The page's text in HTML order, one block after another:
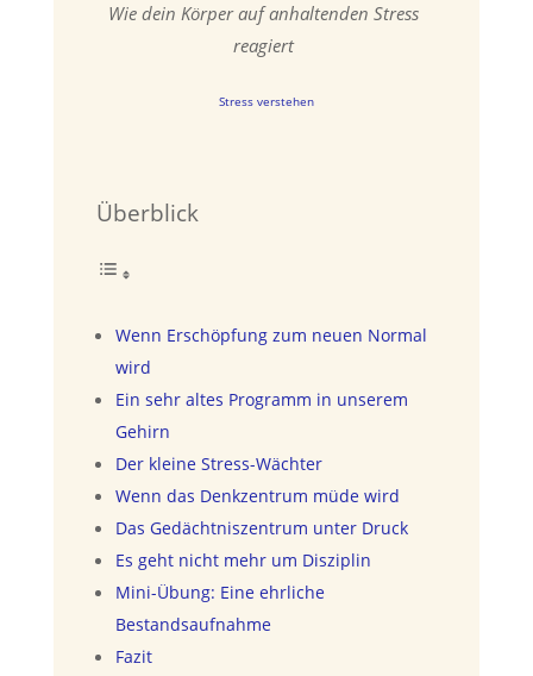
Wie dein Körper auf anhaltenden Stress
reagiert
Stress verstehen
Überblick
Wenn Erschöpfung zum neuen Normal
wird
Ein sehr altes Programm in unserem
Gehirn
Der kleine Stress-Wächter
Wenn das Denkzentrum müde wird
Das Gedächtniszentrum unter Druck
Es geht nicht mehr um Disziplin
Mini-Übung: Eine ehrliche
Bestandsaufnahme
Fazit